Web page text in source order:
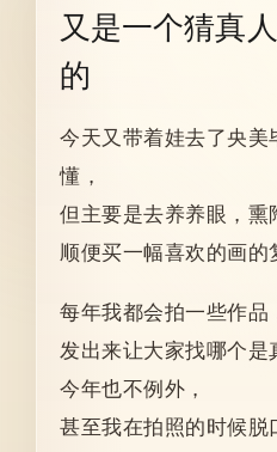
又是一个猜真
的
今天又带着娃去了央美
懂，
但主要是去养养眼，熏
顺便买一幅喜欢的画的
每年我都会拍一些作品
发出来让大家找哪个是
今年也不例外，
甚至我在拍照的时候脱